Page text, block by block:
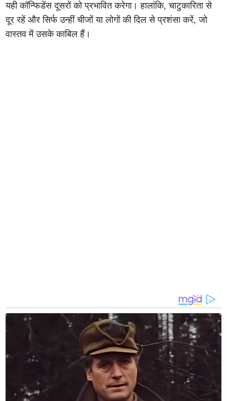
यही कॉन्फिडेंस दूसरों को प्रभावित करेगा। हालांकि, चाटुकारिता से
दूर रहें और सिर्फ उन्हीं चीजों या लोगों की दिल से प्रशंसा करें, जो
वास्तव में उसके काबिल हैं।